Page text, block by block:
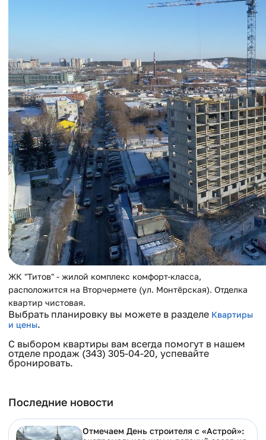
ЖК "Титов" - жилой комплекс комфорт-класса,
расположится на Вторчермете (ул. Монтёрская). Отделка
квартир чистовая.
Выбрать планировку вы можете в разделе Квартиры
и цены.
С выбором квартиры вам всегда помогут в нашем
отделе продаж (343) 305-04-20, успевайте
бронировать.
Последние новости
Отмечаем День строителя с «Астрой»: